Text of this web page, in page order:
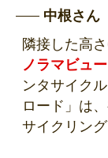
中根さん
隣接した高
ノラマビュ
ンタサイク
ロード」は
サイクリング